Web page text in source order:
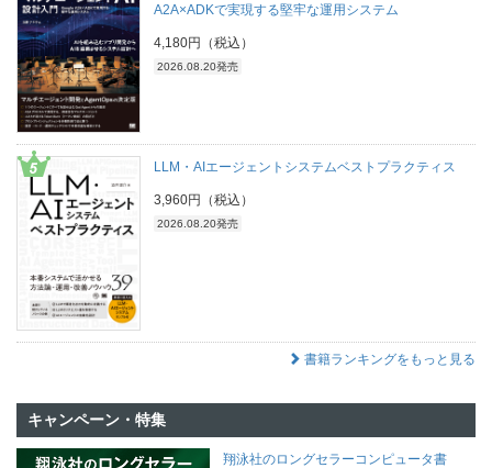
A2A×ADKで実現する堅牢な運用システム
4,180円（税込）
2026.08.20発売
LLM・AIエージェントシステムベストプラクティス
3,960円（税込）
2026.08.20発売
書籍ランキングをもっと見る
キャンペーン・特集
翔泳社のロングセラーコンピュータ書